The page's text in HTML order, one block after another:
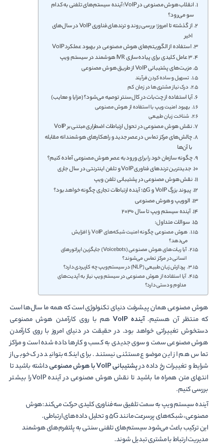
انقلاب هوش مصنوعی در VoIP؛ آینده سیستم‌های تلفنی به کدام
سو می‌رود؟
از گذشته تا امروز؛ بررسی روند و ترندهای فناوری VoIP در سال‌های
اخیر
استفاده از الگوریتم‌های هوش مصنوعی در بهبود عملکرد VoIP
۳ عامل کلیدی برای پیاده‌سازی IVR هوشمند در سیستم ویپ
مزیت‌های پشتیبانی VoIP از طریق هوش مصنوعی
تسهیل و ساده کردن فرآیند
درک نیاز مشتری‌ها در زمان کم
آیا استفاده از چت‌بات در کال‌سنتر توصیه می‌شود؟ (مزایا و معایب)
بهبود امنیت ویپ با استفاده از هوش مصنوعی
شناخت زبان طبیعی
نقش هوش مصنوعی در تحول ارتباطات اضطراری مبتنی بر VoIP
چالش‌های مرکز تماس در عصر جدید و راهکارهای هوشمندانه مقابله
با آن‌ها
چگونه سازمان خود را برای ورود به عصر هوش مصنوعی آماده کنیم؟
جدیدترین ترندهای فناوری VoIP و تلفن اینترنتی در سال جاری
نقش هوش مصنوعی در پشتیبانی تلفن ویپ
پیوند بزرگ VoIP و 5G؛ آینده ارتباطات تجاری چگونه خواهد بود؟
الوویپ و هوش مصنوعی
آینده سیستم ویپ تا سال 2030
سوالات متداول:
هوش مصنوعی چگونه امنیت شبکه‌های VoIP را افزایش
می‌دهد؟
آیا ربات‌های هوش مصنوعی (Voicebots) جایگزین اپراتورهای
انسانی در مرکز تماس می‌شوند؟
پردازش زبان طبیعی (NLP) در سیستم ویپ چه کاربردی دارد؟
آیا استفاده از هوش مصنوعی در سیستم ویپ نیاز به آپدیت‌های
مداوم و دستی دارد؟
هوش مصنوعی همان پیشرفت دنیای تکنولوژی است که همه ما سال‌ها است
که منتظر آن هستیم.آیندهVoIPهم با روی کارآمدن هوش مصنوعی
دستخوش تغییراتی خواهد بود. در حقیقت در دنیای امروز با روی کارآمدن
هوش مصنوعی سمت و سوی جدیدی به کسب و کارها داده شده است و مراکز
تماس هم از این موضوع مستثنی نیستند. برای اینکه بتوانید درک خوبی از
شرایط و تغییرات رخ داده درپشتیبانیVoIPبا هوش مصنوعیداشته باشید تا
انتهای متن همراه ما باشید تا نقش هوش مصنوعی در آینده VoIP را بیشتر
بررسی کنیم.
آینده سیستم ویپ به سمت تلفیق سه فناوری کلیدی حرکت می‌کند:هوش
مصنوعی، شبکه‌های پرسرعت مانند 5G و تحلیل داده‌های ارتباطی.
این ترکیب باعث می‌شود سیستم‌های تلفنی سنتی به پلتفرم‌های هوشمند
مدیریت ارتباط با مشتری تبدیل شوند.